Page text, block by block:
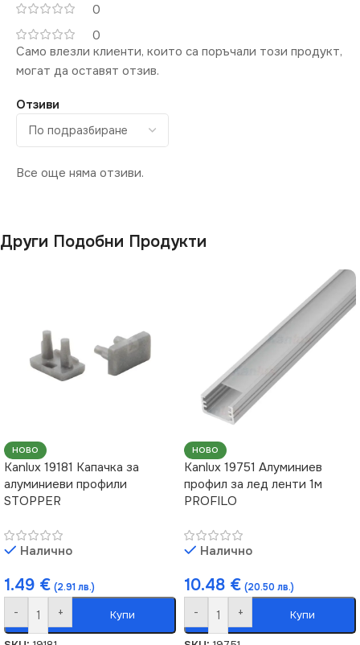
0
0
Отзиви
Все още няма отзиви.
Само влезли клиенти, които са поръчали този продукт,
могат да оставят отзив.
Други Подобни Продукти
НОВО
Kanlux 19181 Капачка за
алуминиеви профили
STOPPER
Налично
1.49 € (2.91 лв.)
- + Купи
НОВО
Kanlux 19751 Алуминиев
профил за лед ленти 1м
PROFILO
Налично
10.48 € (20.50 лв.)
- + Купи